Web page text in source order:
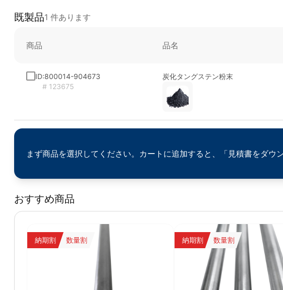
既製品1 件あります
商品 品名
ID:800014-904673
# 123675
炭化タングステン粉末
まず商品を選択してください。カートに追加すると、「見積書をダウ
おすすめ商品
納期割 数量割 納期割 数量割